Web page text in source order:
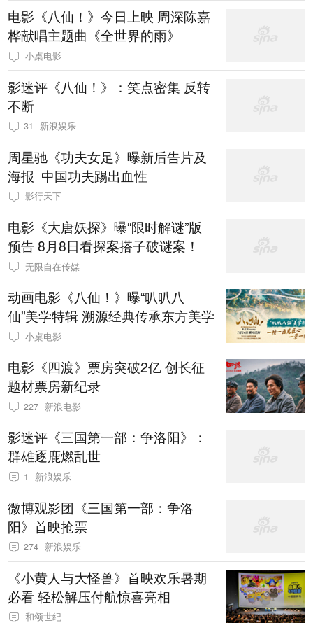
电影《八仙！》今日上映 周深陈嘉
桦献唱主题曲《全世界的雨》
小桌电影
影迷评《八仙！》：笑点密集 反转
不断
31 新浪娱乐
周星驰《功夫女足》曝新后告片及
海报 中国功夫踢出血性
影行天下
电影《大唐妖探》曝“限时解谜”版
预告 8月8日看探案搭子破谜案！
无限自在传媒
动画电影《八仙！》曝“叭叭八
仙”美学特辑 溯源经典传承东方美学
小桌电影
电影《四渡》票房突破2亿 创长征
题材票房新纪录
227 新浪电影
影迷评《三国第一部：争洛阳》：
群雄逐鹿燃乱世
1 新浪娱乐
微博观影团《三国第一部：争洛
阳》首映抢票
274 新浪娱乐
《小黄人与大怪兽》首映欢乐暑期
必看 轻松解压付航惊喜亮相
和颂世纪